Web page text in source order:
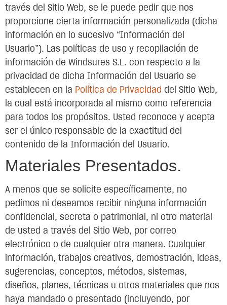
través del Sitio Web, se le puede pedir que nos
proporcione cierta información personalizada (dicha
información en lo sucesivo “Información del
Usuario”). Las políticas de uso y recopilación de
información de Windsures S.L. con respecto a la
privacidad de dicha Información del Usuario se
establecen en la Política de Privacidad del Sitio Web,
la cual está incorporada al mismo como referencia
para todos los propósitos. Usted reconoce y acepta
ser el único responsable de la exactitud del
contenido de la Información del Usuario.
Materiales Presentados.
A menos que se solicite específicamente, no
pedimos ni deseamos recibir ninguna información
confidencial, secreta o patrimonial, ni otro material
de usted a través del Sitio Web, por correo
electrónico o de cualquier otra manera. Cualquier
información, trabajos creativos, demostración, ideas,
sugerencias, conceptos, métodos, sistemas,
diseños, planes, técnicas u otros materiales que nos
haya mandado o presentado (incluyendo, por